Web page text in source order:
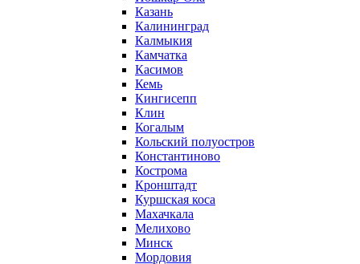
Казань
Калининград
Калмыкия
Камчатка
Касимов
Кемь
Кингисепп
Клин
Когалым
Кольский полуостров
Константиново
Кострома
Кронштадт
Куршская коса
Махачкала
Мелихово
Минск
Мордовия